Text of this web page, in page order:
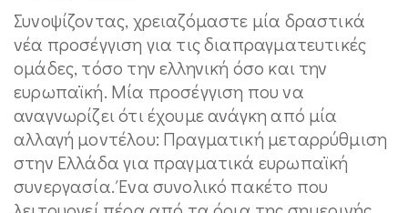
Συνοψίζοντας, χρειαζόμαστε μία δραστικά
νέα προσέγγιση για τις διαπραγματευτικές
ομάδες, τόσο την ελληνική όσο και την
ευρωπαϊκή. Μία προσέγγιση που να
αναγνωρίζει ότι έχουμε ανάγκη από μία
αλλαγή μοντέλου: Πραγματική μεταρρύθμιση
στην Ελλάδα για πραγματικά ευρωπαϊκή
συνεργασία. Ένα συνολικό πακέτο που